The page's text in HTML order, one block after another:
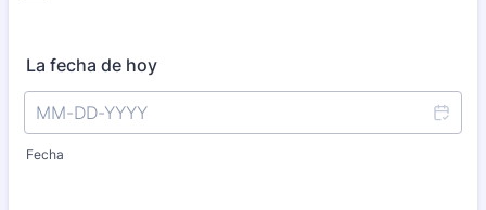
La fecha de hoy
Fecha